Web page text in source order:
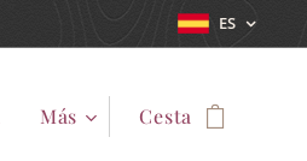
ES
Más Cesta